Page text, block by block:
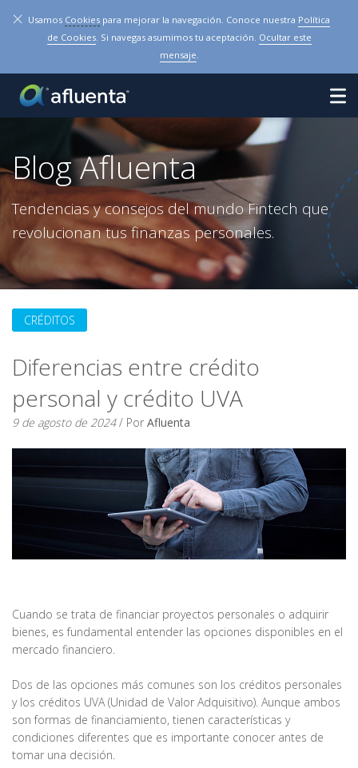
× Usamos Cookies para mejorar la navegación. Conoce nuestra Política
de Cookies. Si navegas asumimos tu aceptación. Ocultar este
mensaje.
Blog Afluenta
Tendencias y consejos del mundo Fintech que
revolucionan tus finanzas personales.
CRÉDITOS
Diferencias entre crédito
personal y crédito UVA
9 de agosto de 2024/ Por Afluenta
Cuando se trata de financiar proyectos personales o adquirir
bienes, es fundamental entender las opciones disponibles en el
mercado financiero.
Dos de las opciones más comunes son los créditos personales
y los créditos UVA (Unidad de Valor Adquisitivo). Aunque ambos
son formas de financiamiento, tienen características y
condiciones diferentes que es importante conocer antes de
tomar una decisión.